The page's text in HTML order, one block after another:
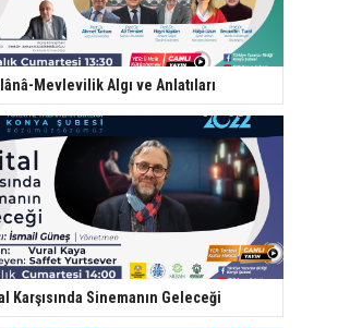
Mevlevilik Algı ve Anlatıları
Karşısında Sinemanın Geleceği